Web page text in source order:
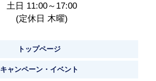
土日 11:00～17:00
(定休日 木曜)
トップページ
キャンペーン・イベント